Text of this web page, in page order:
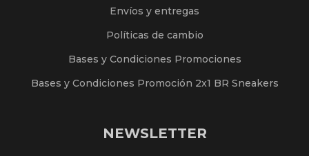
Envíos y entregas
Políticas de cambio
Bases y Condiciones Promociones
Bases y Condiciones Promoción 2x1 BR Sneakers
NEWSLETTER